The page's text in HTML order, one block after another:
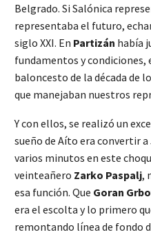
Belgrado. Si Salónica
representaba el futuro,
siglo XXI. En Partizán había
fundamentos y condiciones,
baloncesto de la década de
que manejaban nuestros
Y con ellos, se realizó un
sueño de Aíto era convertir a
varios minutos en este
veinteañero Zarko Paspalj,
esa función. Que Goran
era el escolta y lo primero
remontando línea de fondo